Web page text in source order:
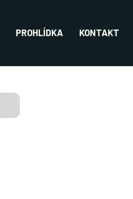
PROHLÍDKA KONTAKT